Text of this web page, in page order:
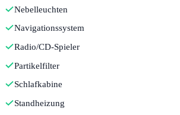
Nebelleuchten
Navigationssystem
Radio/CD-Spieler
Partikelfilter
Schlafkabine
Standheizung